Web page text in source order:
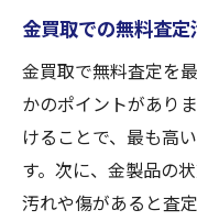
金買取での無料査定
金買取で無料査定を
かのポイントがあり
けることで、最も高
す。次に、金製品の
汚れや傷があると査